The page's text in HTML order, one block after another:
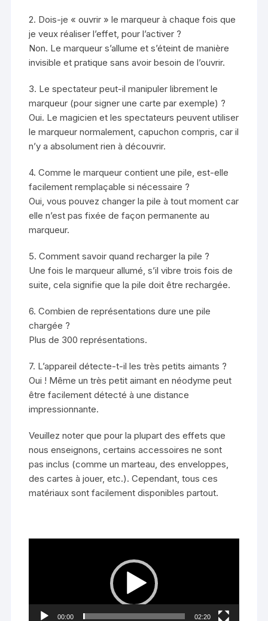
2. Dois-je « ouvrir » le marqueur à chaque fois que
je veux réaliser l’effet, pour l’activer ?
Non. Le marqueur s’allume et s’éteint de manière
invisible et pratique sans avoir besoin de l’ouvrir.
3. Le spectateur peut-il manipuler librement le
marqueur (pour signer une carte par exemple) ?
Oui. Le magicien et les spectateurs peuvent utiliser
le marqueur normalement, capuchon compris, car il
n’y a absolument rien à découvrir.
4. Comme le marqueur contient une pile, est-elle
facilement remplaçable si nécessaire ?
Oui, vous pouvez changer la pile à tout moment car
elle n’est pas fixée de façon permanente au
marqueur.
5. Comment savoir quand recharger la pile ?
Une fois le marqueur allumé, s’il vibre trois fois de
suite, cela signifie que la pile doit être rechargée.
6. Combien de représentations dure une pile
chargée ?
Plus de 300 représentations.
7. L’appareil détecte-t-il les très petits aimants ?
Oui ! Même un très petit aimant en néodyme peut
être facilement détecté à une distance
impressionnante.
Veuillez noter que pour la plupart des effets que
nous enseignons, certains accessoires ne sont
pas inclus (comme un marteau, des enveloppes,
des cartes à jouer, etc.). Cependant, tous ces
matériaux sont facilement disponibles partout.
00:00 02:20